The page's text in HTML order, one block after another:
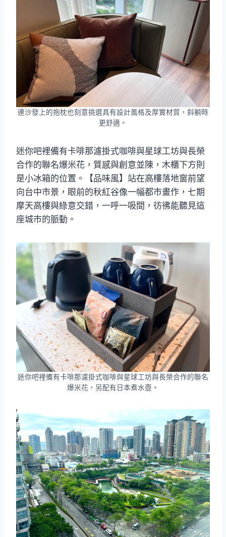
連沙發上的抱枕也刻意挑選具有設計風格及厚實材質，斜躺時
更舒適。
迷你吧裡備有卡啡那濾掛式咖啡與星球工坊與長榮
合作的聯名爆米花，質感與創意並陳，木櫃下方則
是小冰箱的位置。【品味風】站在高樓落地窗前望
向台中市景，眼前的秋紅谷像一幅都市畫作，七期
摩天高樓與綠意交錯，一呼一吸間，彷彿能聽見這
座城市的脈動。
迷你吧裡備有卡啡那濾掛式咖啡與星球工坊與長榮合作的聯名
爆米花，另配有日本煮水壺。